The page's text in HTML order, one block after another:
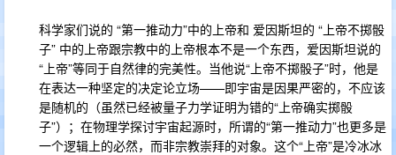
科学家们说的 “第一推动力”中的上帝和 爱因斯坦的 “上帝不掷骰
子” 中的上帝跟宗教中的上帝根本不是一个东西，爱因斯坦说的
“上帝”等同于自然律的完美性。当他说“上帝不掷骰子”时，他是
在表达一种坚定的决定论立场——即宇宙是因果严密的，不应该
是随机的（虽然已经被量子力学证明为错的“上帝确实掷骰
子”）；在物理学探讨宇宙起源时，所谓的“第一推动力”也更多是
一个逻辑上的必然，而非宗教崇拜的对象。这个“上帝”是冷冰冰